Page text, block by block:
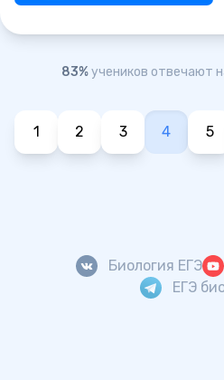
83%учеников отвечают
1 2 3 4 5
Биология ЕГЭ
ЕГЭ